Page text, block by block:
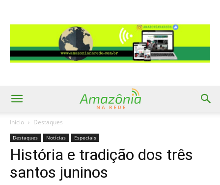
Início Destaques
Destaques Notícias Especiais
História e tradição dos três
santos juninos